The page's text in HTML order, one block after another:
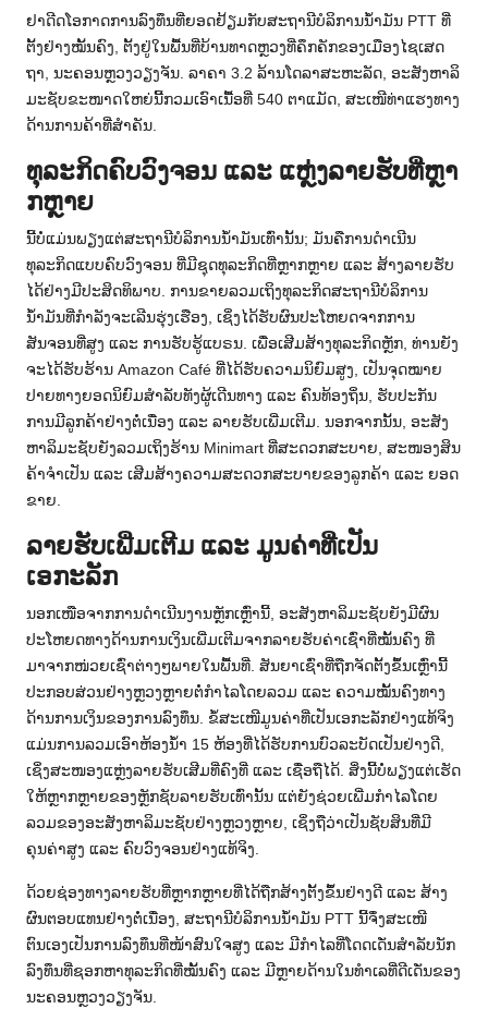
ຢາດີດໂອກາດການລົງທຶນທີ່ຍອດຢ້ຽມກັບສະຖານີບໍລິການນໍ້າມັນ PTT ທີ່
ຕັ້ງຢ່າງໝັ້ນຄົງ, ຕັ້ງຢູ່ໃນພື້ນທີ່ບ້ານທາດຫຼວງທີ່ຄຶກຄັກຂອງເມືອງໄຊເສດ
ຖາ, ນະຄອນຫຼວງວຽງຈັນ. ລາຄາ 3.2 ລ້ານໂດລາສະຫະລັດ, ອະສັງຫາລິ
ມະຊັບຂະໜາດໃຫຍ່ນີ້ກວມເອົາເນື້ອທີ່ 540 ຕາແມັດ, ສະເໜີທ່າແຮງທາງ
ດ້ານການຄ້າທີ່ສຳຄັນ.
ທຸລະກິດຄົບວົງຈອນ ແລະ ແຫຼ່ງລາຍຮັບທີ່ຫຼາ
ກຫຼາຍ
ນີ້ບໍ່ແມ່ນພຽງແຕ່ສະຖານີບໍລິການນໍ້າມັນເທົ່ານັ້ນ; ມັນຄືການດຳເນີນ
ທຸລະກິດແບບຄົບວົງຈອນ ທີ່ມີຊຸດທຸລະກິດທີ່ຫຼາກຫຼາຍ ແລະ ສ້າງລາຍຮັບ
ໄດ້ຢ່າງມີປະສິດທິພາບ. ການຂາຍລວມເຖິງທຸລະກິດສະຖານີບໍລິການ
ນໍ້າມັນທີ່ກໍາລັງຈະເລີນຮຸ່ງເຮືອງ, ເຊິ່ງໄດ້ຮັບຜົນປະໂຫຍດຈາກການ
ສັນຈອນທີ່ສູງ ແລະ ການຮັບຮູ້ແບຣນ. ເພື່ອເສີມສ້າງທຸລະກິດຫຼັກ, ທ່ານຍັງ
ຈະໄດ້ຮັບຮ້ານ Amazon Café ທີ່ໄດ້ຮັບຄວາມນິຍົມສູງ, ເປັນຈຸດໝາຍ
ປາຍທາງຍອດນິຍົມສໍາລັບທັງຜູ້ເດີນທາງ ແລະ ຄົນທ້ອງຖິ່ນ, ຮັບປະກັນ
ການມີລູກຄ້າຢ່າງຕໍ່ເນື່ອງ ແລະ ລາຍຮັບເພີ່ມເຕີມ. ນອກຈາກນັ້ນ, ອະສັງ
ຫາລິມະຊັບຍັງລວມເຖິງຮ້ານ Minimart ທີ່ສະດວກສະບາຍ, ສະໜອງສິນ
ຄ້າຈໍາເປັນ ແລະ ເສີມສ້າງຄວາມສະດວກສະບາຍຂອງລູກຄ້າ ແລະ ຍອດ
ຂາຍ.
ລາຍຮັບເພີ່ມເຕີມ ແລະ ມູນຄ່າທີ່ເປັນ
ເອກະລັກ
ນອກເໜືອຈາກການດໍາເນີນງານຫຼັກເຫຼົ່ານີ້, ອະສັງຫາລິມະຊັບຍັງມີຜົນ
ປະໂຫຍດທາງດ້ານການເງິນເພີ່ມເຕີມຈາກລາຍຮັບຄ່າເຊົ່າທີ່ໝັ້ນຄົງ ທີ່
ມາຈາກໜ່ວຍເຊົ່າຕ່າງໆພາຍໃນພື້ນທີ່. ສັນຍາເຊົ່າທີ່ຖືກຈັດຕັ້ງຂຶ້ນເຫຼົ່ານີ້
ປະກອບສ່ວນຢ່າງຫຼວງຫຼາຍຕໍ່ກຳໄລໂດຍລວມ ແລະ ຄວາມໝັ້ນຄົງທາງ
ດ້ານການເງິນຂອງການລົງທຶນ. ຂໍ້ສະເໜີມູນຄ່າທີ່ເປັນເອກະລັກຢ່າງແທ້ຈິງ
ແມ່ນການລວມເອົາຫ້ອງນໍ້າ 15 ຫ້ອງທີ່ໄດ້ຮັບການບົວລະບັດເປັນຢ່າງດີ,
ເຊິ່ງສະໜອງແຫຼ່ງລາຍຮັບເສີມທີ່ຄົງທີ່ ແລະ ເຊື່ອຖືໄດ້. ສິ່ງນີ້ບໍ່ພຽງແຕ່ເຮັດ
ໃຫ້ຫຼາກຫຼາຍຂອງຫຼັກຊັບລາຍຮັບເທົ່ານັ້ນ ແຕ່ຍັງຊ່ວຍເພີ່ມກໍາໄລໂດຍ
ລວມຂອງອະສັງຫາລິມະຊັບຢ່າງຫຼວງຫຼາຍ, ເຊິ່ງຖືວ່າເປັນຊັບສິນທີ່ມີ
ຄຸນຄ່າສູງ ແລະ ຄົບວົງຈອນຢ່າງແທ້ຈິງ.
ດ້ວຍຊ່ອງທາງລາຍຮັບທີ່ຫຼາກຫຼາຍທີ່ໄດ້ຖືກສ້າງຕັ້ງຂຶ້ນຢ່າງດີ ແລະ ສ້າງ
ຜົນຕອບແທນຢ່າງຕໍ່ເນື່ອງ, ສະຖານີບໍລິການນໍ້າມັນ PTT ນີ້ຈຶ່ງສະເໜີ
ຕົນເອງເປັນການລົງທຶນທີ່ໜ້າສົນໃຈສູງ ແລະ ມີກຳໄລທີ່ໂດດເດັ່ນສໍາລັບນັກ
ລົງທຶນທີ່ຊອກຫາທຸລະກິດທີ່ໝັ້ນຄົງ ແລະ ມີຫຼາຍດ້ານໃນທໍາເລທີ່ດີເດັ່ນຂອງ
ນະຄອນຫຼວງວຽງຈັນ.